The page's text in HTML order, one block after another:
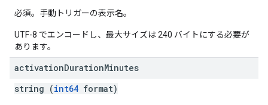
必須。手動トリガーの表示名。
UTF-8 でエンコードし、最大サイズは 240 バイトにする必要が
あります。
activationDurationMinutes
string (int64 format)